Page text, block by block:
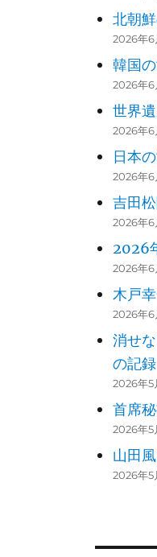
北朝
2026年6
韓国
2026年6
世界
2026年6
日本
2026年6
吉田
2026年6
2026
2026年6
木戸
2026年6
消せ
の記録
2026年5
首席
2026年5
山田
2026年5